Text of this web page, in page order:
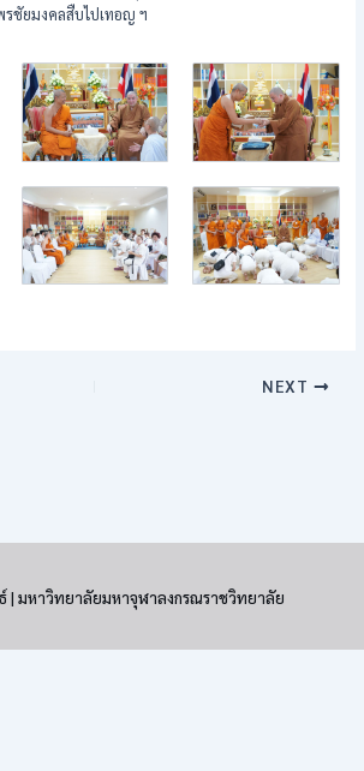
รชัยมงคลสืบไปเทอญ ฯ
NEXT
| มหาวิทยาลัยมหาจุฬาลงกรณราชวิทยาลัย